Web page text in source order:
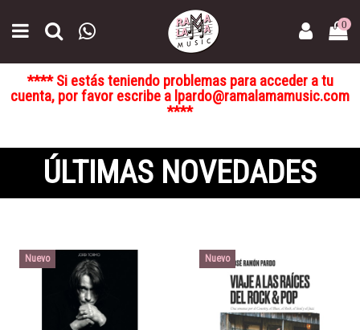
0
**** Si estás teniendo problemas para acceder a tu
cuenta, por favor escribe a lpardo@ramalamamusic.com
****
ÚLTIMAS NOVEDADES
Nuevo Nuevo